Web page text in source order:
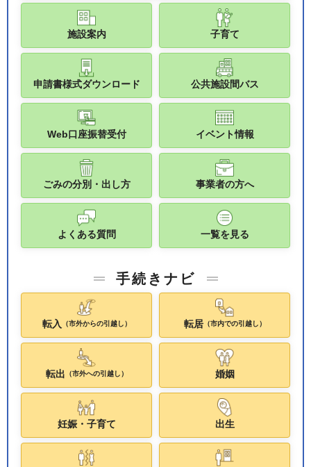
施設案内 子育て
申請書様式ダウンロード 公共施設間バス
Web口座振替受付 イベント情報
ごみの分別・出し方 事業者の方へ
よくある質問 一覧を見る
手続きナビ
転入 （市外からの引越し） 転居（市内での引越し）
転出 （市外への引越し） 婚姻
妊娠・子育て 出生